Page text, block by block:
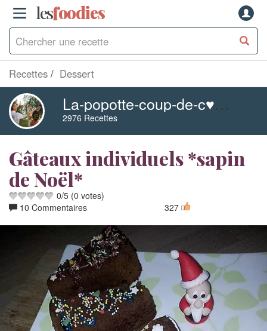
lesfoodies
Recettes Dessert
La-popotte-coup-de-c♥eur-de-maman
2976 Recettes
Gâteaux individuels *sapin
de Noël*
0/5 (0 votes)
10 Commentaires
327